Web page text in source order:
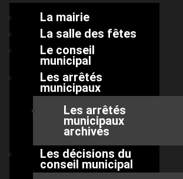
La mairie
La salle des fêtes
Le conseil
municipal
Les arrêtés
municipaux
Les arrêtés
municipaux
archivés
Les décisions du
conseil municipal